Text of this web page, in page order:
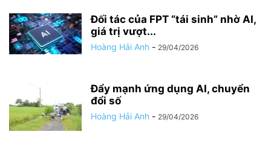
Đối tác của FPT “tái sinh” nhờ AI,
giá trị vượt...
Hoàng Hải Anh - 29/04/2026
Đẩy mạnh ứng dụng AI, chuyển
đổi số
Hoàng Hải Anh - 29/04/2026